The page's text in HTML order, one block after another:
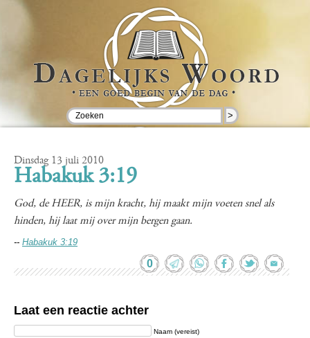
>
Dinsdag 13 juli 2010
Habakuk 3:19
God, de HEER, is mijn kracht, hij maakt mijn voeten snel als
hinden, hij laat mij over mijn bergen gaan.
-- Habakuk 3:19
0
Laat een reactie achter
Naam (vereist)